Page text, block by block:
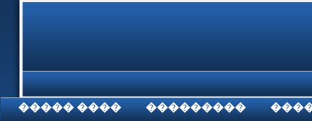
���� ����� ���������